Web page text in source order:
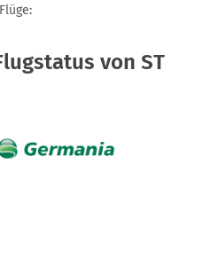
von ST